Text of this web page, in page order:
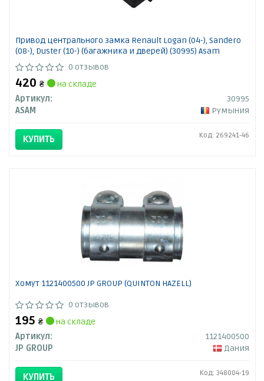
Привод центрального замка Renault Logan (04-), Sandero
(08-), Duster (10-) (багажника и дверей) (30995) Asam
0 отзывов
420 ₴
на складе
Артикул:
30995
ASAM
Румыния
КУПИТЬ Код: 269241-46
Хомут 1121400500 JP GROUP (QUINTON HAZELL)
0 отзывов
195 ₴
на складе
Артикул:
1121400500
JP GROUP
Дания
КУПИТЬ Код: 348004-19